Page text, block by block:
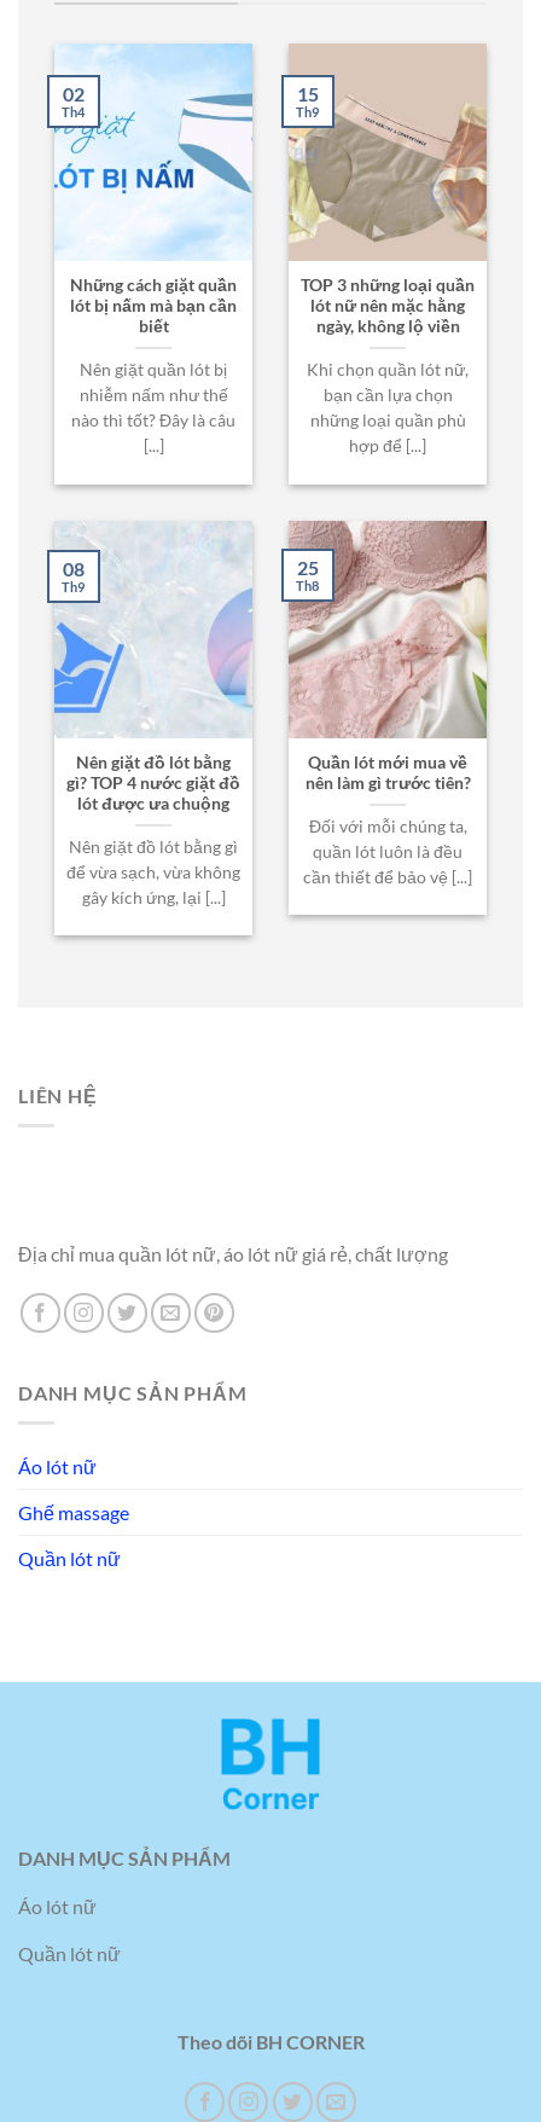
Những cách giặt quần
lót bị nấm mà bạn cần
biết
Nên giặt quần lót bị
nhiễm nấm như thế
nào thì tốt? Đây là câu
[...]
02
Th4
TOP 3 những loại quần
lót nữ nên mặc hằng
ngày, không lộ viền
Khi chọn quần lót nữ,
bạn cần lựa chọn
những loại quần phù
hợp để [...]
15
Th9
Nên giặt đồ lót bằng
gì? TOP 4 nước giặt đồ
lót được ưa chuộng
Nên giặt đồ lót bằng gì
để vừa sạch, vừa không
gây kích ứng, lại [...]
08
Th9
Quần lót mới mua về
nên làm gì trước tiên?
Đối với mỗi chúng ta,
quần lót luôn là đều
cần thiết để bảo vệ [...]
25
Th8
LIÊN HỆ
Địa chỉ mua quần lót nữ, áo lót nữ giá rẻ, chất lượng
DANH MỤC SẢN PHẨM
Áo lót nữ
Ghế massage
Quần lót nữ
DANH MỤC SẢN PHẨM
Áo lót nữ
Quần lót nữ
Theo dõi BH CORNER